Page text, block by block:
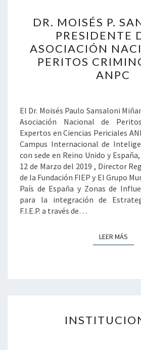
P.
DE
LA
DE
ANPC
DR. MOISÉS P.
PRESIDENTE
ASOCIACIÓN
PERITOS
ANPC
El Dr. Moisés Paulo Sansaloni
Asociación Nacional de
Expertos en Ciencias Periciales
Campus Internacional de
con sede en Reino Unido y
12 de Marzo del 2019 , Director
de la Fundación FIEP y El Grupo
País de España y Zonas de
para la integración de
F.I.E.P. a través de…
LEER MÁS